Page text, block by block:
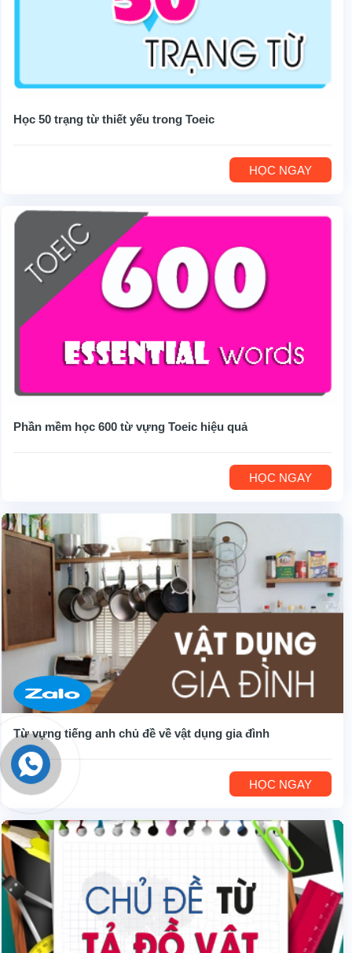
Học 50 trạng từ thiết yếu trong Toeic
HỌC NGAY
Phần mềm học 600 từ vựng Toeic hiệu quả
HỌC NGAY
Từ vựng tiếng anh chủ đề về vật dụng gia đình
HỌC NGAY